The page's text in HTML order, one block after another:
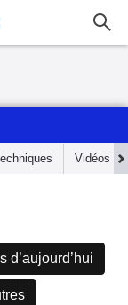
Vidéos
d’aujourd’hui